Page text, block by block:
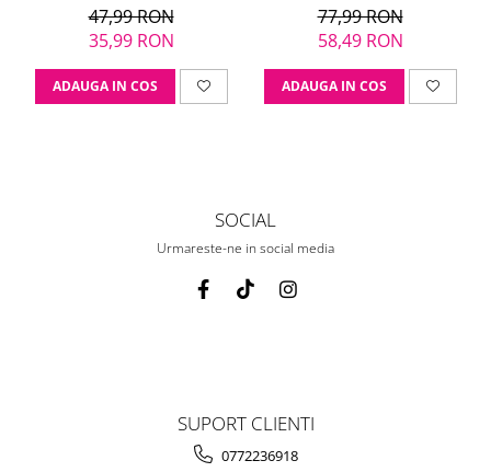
47,99 RON
35,99 RON
ADAUGA IN COS
77,99 RON
58,49 RON
ADAUGA IN COS
SOCIAL
Urmareste-ne in social media
SUPORT CLIENTI
0772236918